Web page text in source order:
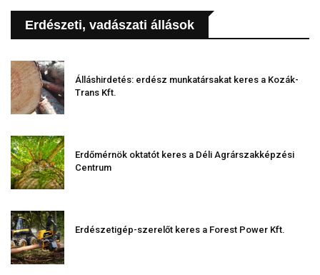
Erdészeti, vadászati állások
Álláshirdetés: erdész munkatársakat keres a Kozák-
Trans Kft.
Erdőmérnök oktatót keres a Déli Agrárszakképzési
Centrum
Erdészetigép-szerelőt keres a Forest Power Kft.